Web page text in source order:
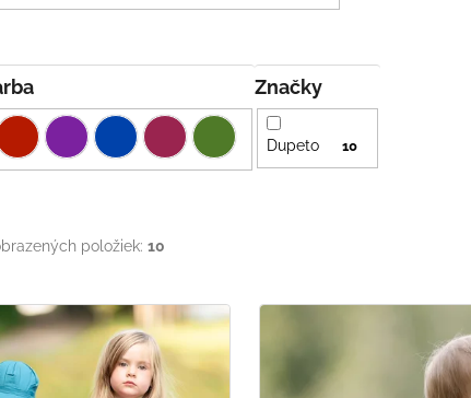
Značky
Dupeto 10
položiek: 10